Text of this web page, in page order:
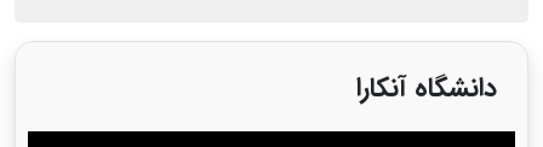
دانشگاه آنکارا